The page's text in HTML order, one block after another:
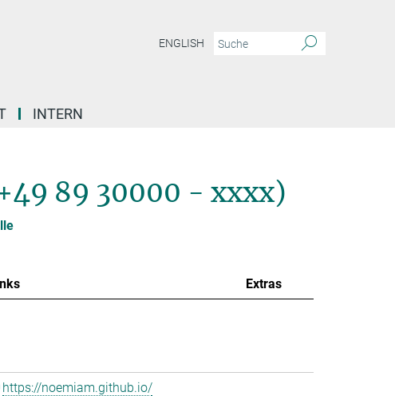
ENGLISH
INTERN
89 30000 - xxxx)
Extras
https://noemiam.github.io/